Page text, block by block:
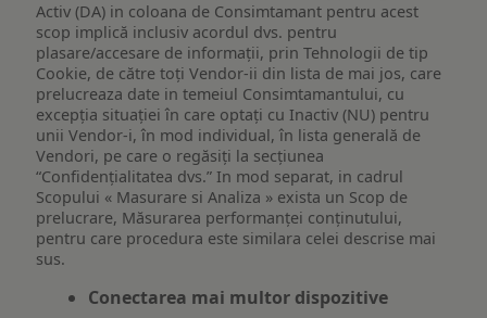
Activ (DA) in coloana de Consimtamant pentru acest
scop implică inclusiv acordul dvs. pentru
plasare/accesare de informații, prin Tehnologii de tip
Cookie, de către toți Vendor-ii din lista de mai jos, care
prelucreaza date in temeiul Consimtamantului, cu
excepția situației în care optați cu Inactiv (NU) pentru
unii Vendor-i, în mod individual, în lista generală de
Vendori, pe care o regăsiți la secțiunea
“Confidențialitatea dvs.” In mod separat, in cadrul
Scopului « Masurare si Analiza » exista un Scop de
prelucrare, Măsurarea performanței conținutului,
pentru care procedura este similara celei descrise mai
sus.
Conectarea mai multor dispozitive